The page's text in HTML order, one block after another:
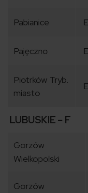
Pabianice
Pajęczno
Piotrków Tryb.
miasto
LUBUSKIE – F
Gorzów
Wielkopolski
Gorzów